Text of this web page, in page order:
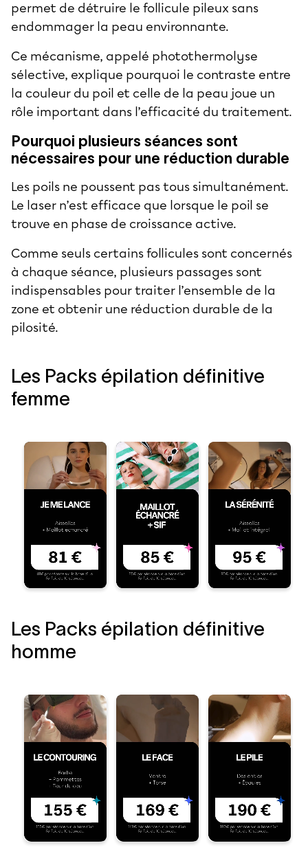
permet de détruire le follicule pileux sans
endommager la peau environnante.
Ce mécanisme, appelé photothermolyse
sélective, explique pourquoi le contraste entre
la couleur du poil et celle de la peau joue un
rôle important dans l’efficacité du traitement.
Pourquoi plusieurs séances sont
nécessaires pour une réduction durable
Les poils ne poussent pas tous simultanément.
Le laser n’est efficace que lorsque le poil se
trouve en phase de croissance active.
Comme seuls certains follicules sont concernés
à chaque séance, plusieurs passages sont
indispensables pour traiter l’ensemble de la
zone et obtenir une réduction durable de la
pilosité.
Les Packs épilation définitive
femme
Les Packs épilation définitive
homme